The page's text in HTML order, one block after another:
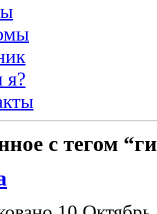
я?
с тегом